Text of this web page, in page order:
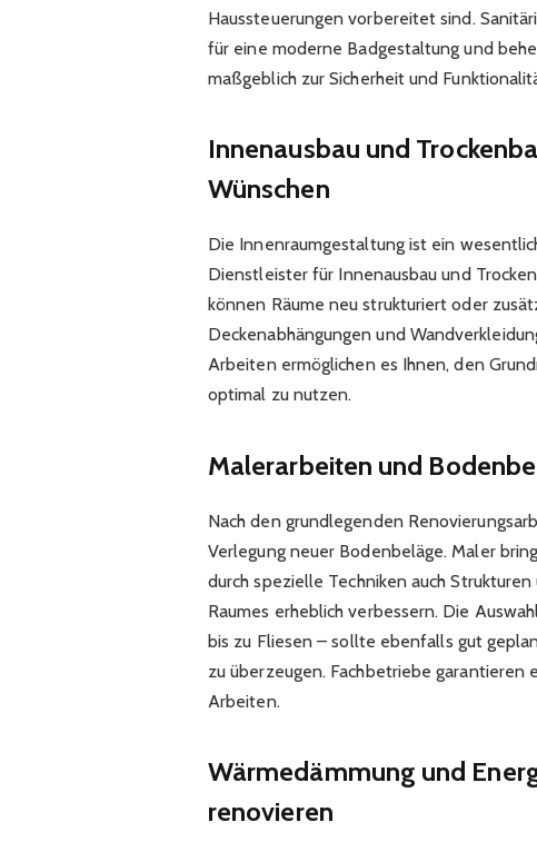
Haussteuerungen vorbereitet sind.
für eine moderne Badgestaltung und
maßgeblich zur Sicherheit und
Innenausbau und
Wünschen
Die Innenraumgestaltung ist ein
Dienstleister für Innenausbau und
können Räume neu strukturiert oder
Deckenabhängungen und
Arbeiten ermöglichen es Ihnen, den
optimal zu nutzen.
Malerarbeiten und
Nach den grundlegenden
Verlegung neuer Bodenbeläge. Maler
durch spezielle Techniken auch
Raumes erheblich verbessern. Die
bis zu Fliesen – sollte ebenfalls gut
zu überzeugen. Fachbetriebe
Arbeiten.
Wärmedämmung und
renovieren